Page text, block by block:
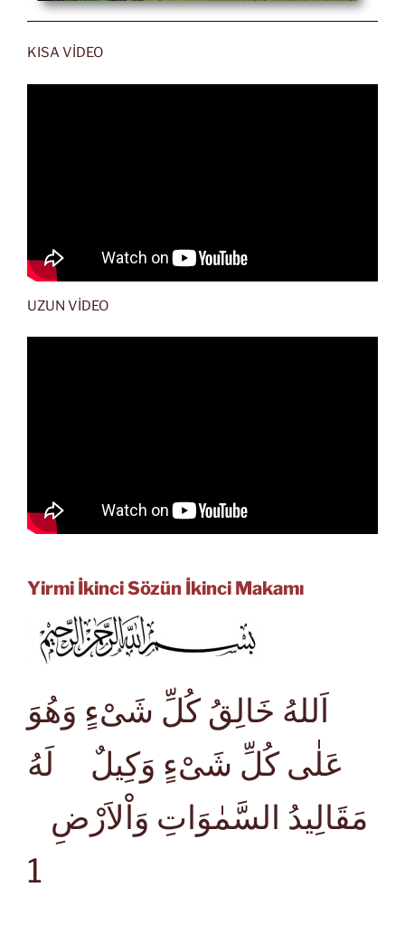
KISA VİDEO
UZUN VİDEO
Yirmi İkinci Sözün İkinci Makamı
اَللهُ خَالِقُ كُلِّ شَىْءٍ وَهُوَ
عَلٰى كُلِّ شَىْءٍ وَكِيلٌ لَهُ
مَقَالِيدُ السَّمٰوَاتِ وَاْلاَرْضِ